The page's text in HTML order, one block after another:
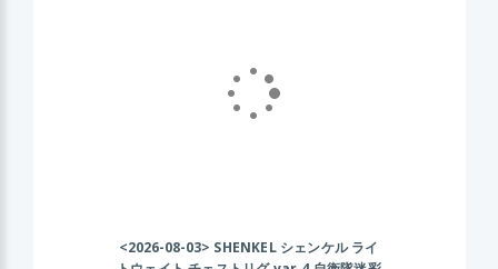
<2026-08-03> SHENKEL シェンケル ライ